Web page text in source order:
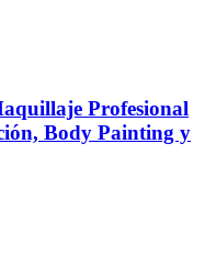
Profesional
Body Painting y